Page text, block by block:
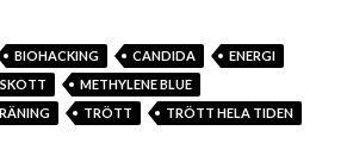
BIOHACKING CANDIDA
ENERGI
METHYLENE BLUE
TRÖTT TRÖTT HELA TIDEN